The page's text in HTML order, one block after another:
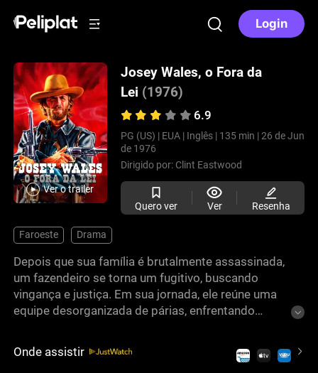
Login
Ver o trailer
Josey Wales, o Fora da
Lei (1976)
6.9
PG (US) | EUA | Inglês | 135 min | 26 de Jun
de 1976
Dirigido por: Clint Eastwood
Quero ver Ver Resenha
Faroeste Drama
Depois que sua família é brutalmente assassinada,
um fazendeiro se torna um fugitivo, buscando
vingança e justiça. Em sua jornada, ele reúne uma
equipe desorganizada de párias, enfrentando
respeito e a lealdade deles. Dirigido e estrelado por
Onde assistir